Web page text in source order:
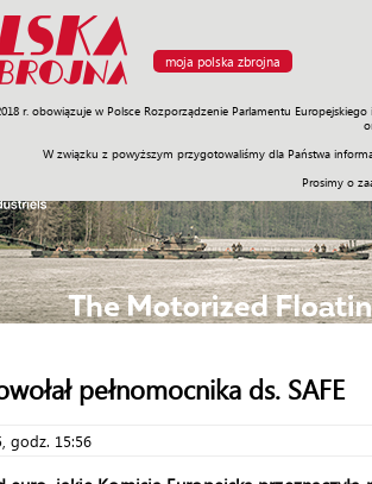
moja polska zbrojna
r. obowiązuje w Polsce Rozporządzenie Parlamentu
W związku z powyższym przygotowaliśmy dla Państwa
Prosimy o
Sprzęt Misje Polityka Prawo
pełnomocnika ds. SAFE
godz. 15:56